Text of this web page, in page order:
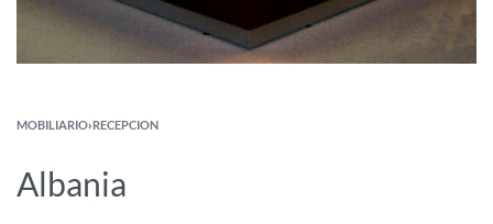
MOBILIARIO›RECEPCION
Albania